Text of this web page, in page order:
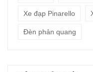
Xe đạp Pinarello
Đèn phản quang